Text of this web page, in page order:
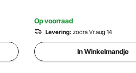
Op voorraad
Levering: zodra Vr.aug 14
In Winkelmandje